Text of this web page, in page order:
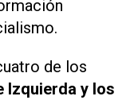
de los
Izquierda y los